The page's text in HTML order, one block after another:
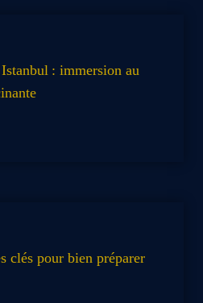
: immersion au
clés pour bien préparer